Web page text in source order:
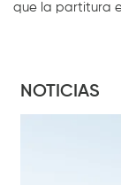
que la partitura
NOTICIAS